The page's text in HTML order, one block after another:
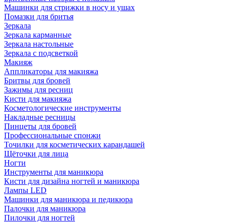
Машинки для стрижки в носу и ушах
Помазки для бритья
Зеркала
Зеркала карманные
Зеркала настольные
Зеркала с подсветкой
Макияж
Аппликаторы для макияжа
Бритвы для бровей
Зажимы для ресниц
Кисти для макияжа
Косметологические инструменты
Накладные ресницы
Пинцеты для бровей
Профессиональные спонжи
Точилки для косметических карандашей
Щёточки для лица
Ногти
Инструменты для маникюра
Кисти для дизайна ногтей и маникюра
Лампы LED
Машинки для маникюра и педикюра
Палочки для маникюра
Пилочки для ногтей